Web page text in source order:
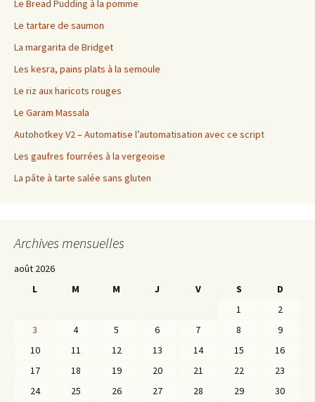
Le Bread Pudding à la pomme
Le tartare de saumon
La margarita de Bridget
Les kesra, pains plats à la semoule
Le riz aux haricots rouges
Le Garam Massala
Autohotkey V2 – Automatise l’automatisation avec ce script
Les gaufres fourrées à la vergeoise
La pâte à tarte salée sans gluten
Archives mensuelles
août 2026
L
M M J V S
D
1
2
3
4 5 6 7 8
9
10
11 12 13 14 15
16
17
18 19 20 21 22
23
24
25 26 27 28 29 30